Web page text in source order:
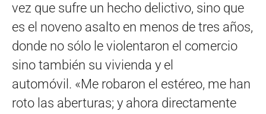
vez que sufre un hecho delictivo, sino que
es el noveno asalto en menos de tres años,
donde no sólo le violentaron el comercio
sino también su vivienda y el
automóvil. «Me robaron el estéreo, me han
roto las aberturas; y ahora directamente